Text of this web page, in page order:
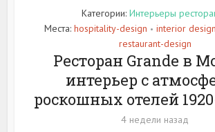
Категории: Интерьеры
Места: hospitality-design • interior design
restaurant-design
Ресторан Grande в
интерьер с
роскошных отелей
4 недели назад